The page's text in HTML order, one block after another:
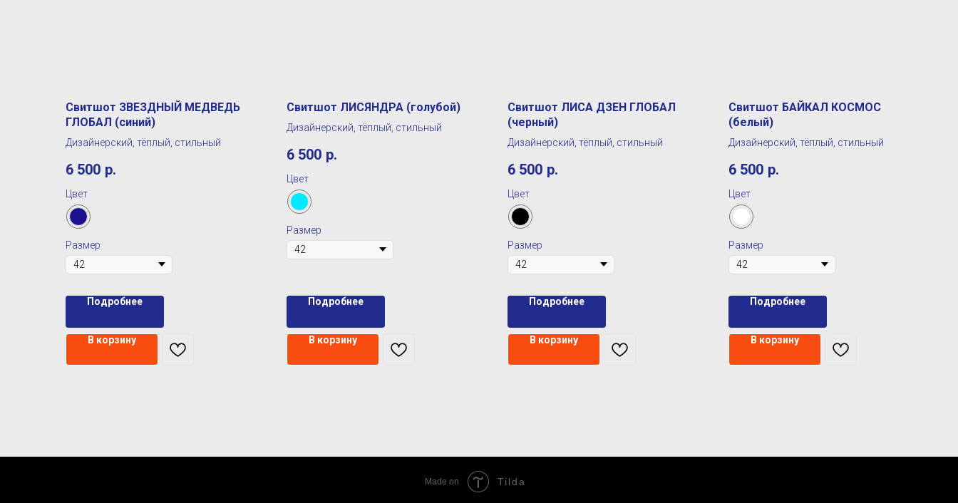
Свитшот ЗВЕЗДНЫЙ МЕДВЕДЬ
ГЛОБАЛ (синий)
Дизайнерский, тёплый, стильный
6 500 р.
Цвет
Размер
Подробнее
В корзину
Свитшот ЛИСЯНДРА (голубой)
Дизайнерский, тёплый, стильный
6 500 р.
Цвет
Размер
Подробнее
В корзину
Свитшот ЛИСА ДЗЕН ГЛОБАЛ
(черный)
Дизайнерский, тёплый, стильный
6 500 р.
Цвет
Размер
Подробнее
В корзину
Свитшот БАЙКАЛ КОСМОС
(белый)
Дизайнерский, тёплый, стильный
6 500 р.
Цвет
Размер
Подробнее
В корзину
Made on Tilda